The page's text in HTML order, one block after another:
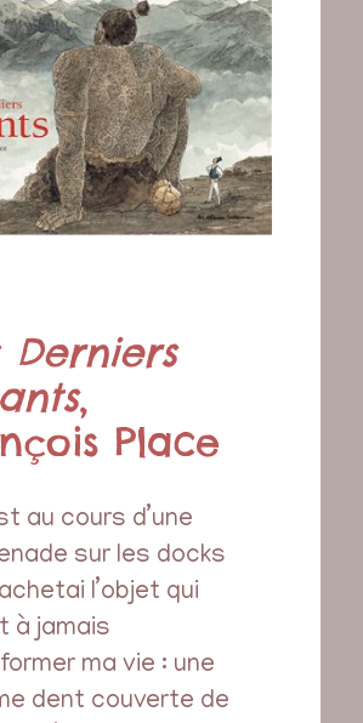
Derniers
,
Place
au cours d’une
sur les docks
l’objet qui
à jamais
ma vie : une
dent couverte de